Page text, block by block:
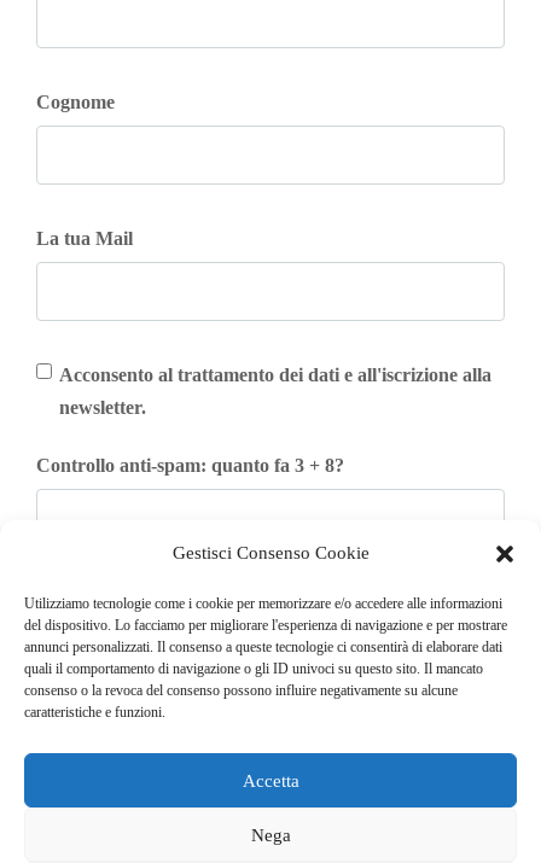
Gestisci Consenso Cookie
Utilizziamo tecnologie come i cookie per memorizzare e/o accedere alle informazioni
del dispositivo. Lo facciamo per migliorare l'esperienza di navigazione e per mostrare
annunci personalizzati. Il consenso a queste tecnologie ci consentirà di elaborare dati
quali il comportamento di navigazione o gli ID univoci su questo sito. Il mancato
consenso o la revoca del consenso possono influire negativamente su alcune
caratteristiche e funzioni.
Accetta
Nega
Cognome
La tua Mail
Acconsento al trattamento dei dati e all'iscrizione alla
newsletter.
Controllo anti-spam: quanto fa 3 + 8?
Iscriviti